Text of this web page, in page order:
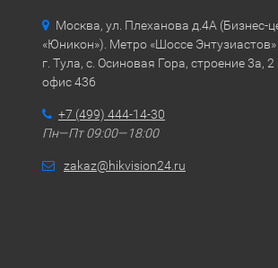
Москва, ул. Плеханова д.4А (Бизнес-
«Юникон»). Метро «Шоссе Энтузиастов»
г. Тула, с. Осиновая Гора, строение 3а, 2
офис 436
+7 (499) 444-14-30
Пн—Пт 09:00—18:00
zakaz@hikvision24.ru